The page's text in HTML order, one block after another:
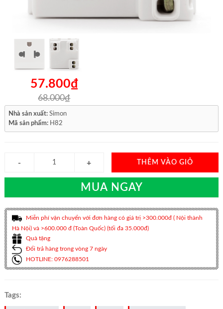
57.800₫
68.000₫
Nhà sản xuất: Simon
Mã sản phẩm: H82
THÊM VÀO GIỎ
MUA NGAY
Miễn phí vận chuyển với đơn hàng có giá trị >300.000đ ( Nội thành
Hà Nội) và >600.000 đ (Toàn Quốc) (tối đa 35.000đ)
Quà tặng
Đổi trả hàng trong vòng 7 ngày
HOTLINE: 0976288501
Tags: